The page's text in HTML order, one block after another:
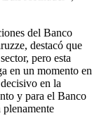
del Banco
destacó que
pero esta
en un momento en
en la
y para el Banco
plenamente